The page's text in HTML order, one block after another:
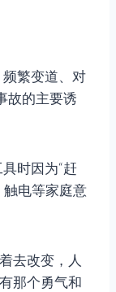
繁变道、对
故的主要诱
时因为“赶
触电等家庭意
去改变，人
那个勇气和